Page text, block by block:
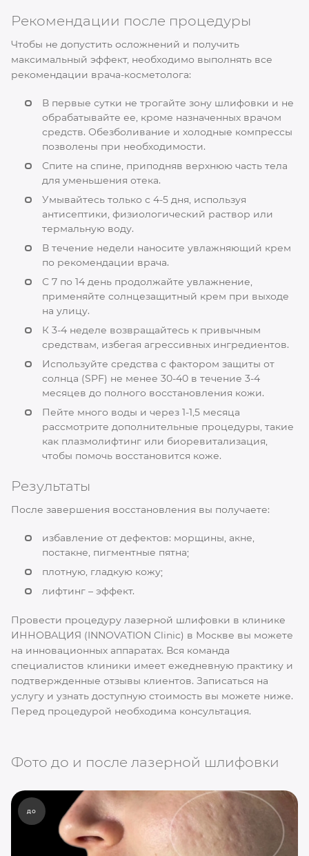
Рекомендации после процедуры
Чтобы не допустить осложнений и получить
максимальный эффект, необходимо выполнять все
рекомендации врача-косметолога:
В первые сутки не трогайте зону шлифовки и не
обрабатывайте ее, кроме назначенных врачом
средств. Обезболивание и холодные компрессы
позволены при необходимости.
Спите на спине, приподняв верхнюю часть тела
для уменьшения отека.
Умывайтесь только с 4-5 дня, используя
антисептики, физиологический раствор или
термальную воду.
В течение недели наносите увлажняющий крем
по рекомендации врача.
С 7 по 14 день продолжайте увлажнение,
применяйте солнцезащитный крем при выходе
на улицу.
К 3-4 неделе возвращайтесь к привычным
средствам, избегая агрессивных ингредиентов.
Используйте средства с фактором защиты от
солнца (SPF) не менее 30-40 в течение 3-4
месяцев до полного восстановления кожи.
Пейте много воды и через 1-1,5 месяца
рассмотрите дополнительные процедуры, такие
как плазмолифтинг или биоревитализация,
чтобы помочь восстановится коже.
Результаты
После завершения восстановления вы получаете:
избавление от дефектов: морщины, акне,
постакне, пигментные пятна;
плотную, гладкую кожу;
лифтинг – эффект.
Провести процедуру лазерной шлифовки в клинике
ИННОВАЦИЯ (INNOVATION Clinic) в Москве вы можете
на инновационных аппаратах. Вся команда
специалистов клиники имеет ежедневную практику и
подтвержденные отзывы клиентов. Записаться на
услугу и узнать доступную стоимость вы можете ниже.
Перед процедурой необходима консультация.
Фото до и после лазерной шлифовки
до